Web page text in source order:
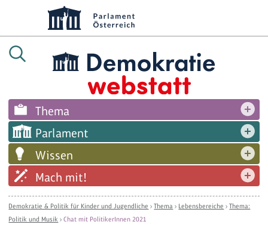
Thema
Parlament
Wissen
Mach mit!
Demokratie & Politik für Kinder und Jugendliche ›Thema › Lebensbereiche ›Thema:
Politik und Musik ›Chat mit PolitikerInnen 2021